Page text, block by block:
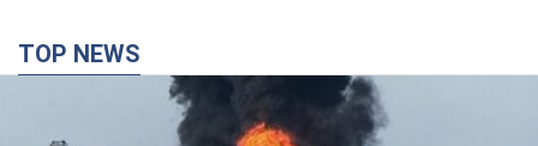
TOP NEWS